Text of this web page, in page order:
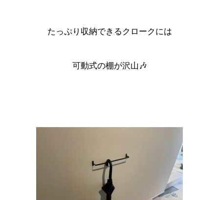
たっぷり収納できるクロークには
可動式の棚が沢山🎶